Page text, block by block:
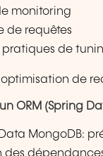
monitoring
de requêtes
pratiques de
de
ORM (Spring
MongoDB:
des